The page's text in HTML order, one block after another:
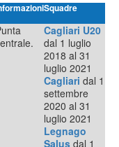
Squadre
Cagliari U20
dal 1 luglio
2018 al 31
luglio 2021
Cagliari dal 1
settembre
2020 al 31
luglio 2021
Legnago
Salus dal 1